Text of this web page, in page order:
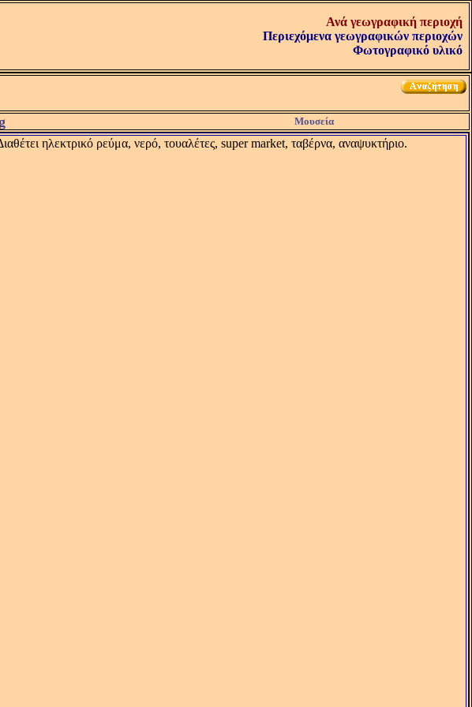
Ανά γεωγραφική περιοχή
Περιεχόμενα γεωγραφικών περιοχών
Φωτογραφικό υλικό
Μουσεία
ηλεκτρικό ρεύμα, νερό, τουαλέτες, super market, ταβέρνα, αναψυκτήριο.